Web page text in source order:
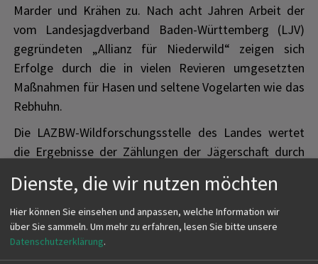
Marder und Krähen zu. Nach acht Jahren Arbeit der
vom Landesjagdverband Baden-Württemberg (LJV)
gegründeten „Allianz für Niederwild“ zeigen sich
Erfolge durch die in vielen Revieren umgesetzten
Maßnahmen für Hasen und seltene Vogelarten wie das
Rebhuhn.
Die LAZBW-Wildforschungsstelle des Landes wertet
die Ergebnisse der Zählungen der Jägerschaft durch
aus. Bei den Zählungen arbeiten sowohl im Frühjahr als
auch im Herbst engagierte Jägerinnen und Jäger
ehrenamtlich in bis zu 160 Zählrevieren.
Dienste, die wir nutzen möchten
Hier können Sie einsehen und anpassen, welche Information wir
über Sie sammeln. Um mehr zu erfahren, lesen Sie bitte unsere
Datenschutzerklärung.